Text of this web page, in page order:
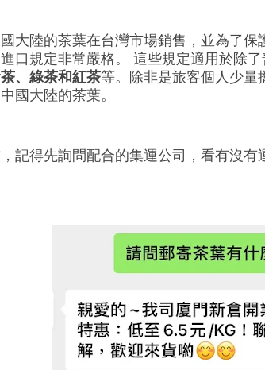
大陸的茶葉在台灣市場銷售，並為了保
口規定非常嚴格。 這些規定適用於除
、綠茶和紅茶等。除非是旅客個人少量
國大陸的茶葉。
記得先詢問配合的集運公司，看有沒